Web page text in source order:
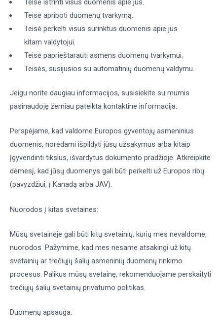
Teisė ištrinti visus duomenis apie jus.
Teisė apriboti duomenų tvarkymą.
Teisė perkelti visus surinktus duomenis apie jus
kitam valdytojui.
Teisė paprieštarauti asmens duomenų tvarkymui.
Teisės, susijusios su automatinių duomenų valdymu.
Jeigu norite daugiau informacijos, susisiekite su mumis
pasinaudoję žemiau pateikta kontaktine informacija.
Perspėjame, kad valdome Europos gyventojų asmeninius
duomenis, norėdami išpildyti jūsų užsakymus arba kitaip
įgyvendinti tikslus, išvardytus dokumento pradžioje. Atkreipkite
dėmesį, kad jūsų duomenys gali būti perkelti už Europos ribų
(pavyzdžiui, į Kanadą arba JAV).
Nuorodos į kitas svetaines:
Mūsų svetainėje gali būti kitų svetainių, kurių mes nevaldome,
nuorodos. Pažymime, kad mes nesame atsakingi už kitų
svetainių ar trečiųjų šalių asmeninių duomenų rinkimo
procesus. Palikus mūsų svetainę, rekomenduojame perskaityti
trečiųjų šalių svetainių privatumo politikas.
Duomenų apsauga: